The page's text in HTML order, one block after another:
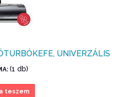
UNIVERZÁLIS
(1 db)
teszem